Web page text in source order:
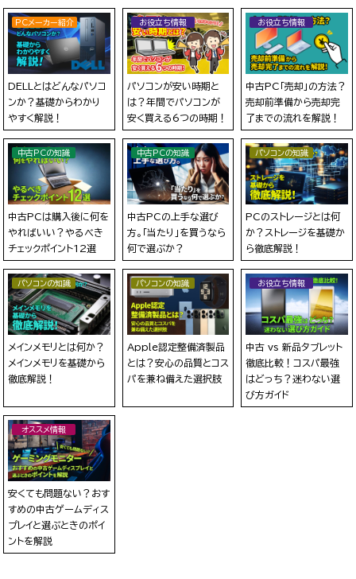
PCメーカー紹介
DELLとはどんなパソコ
ンか？基礎からわかり
やすく解説！
お役立ち情報
パソコンが安い時期と
は？年間でパソコンが
安く買える6つの時期！
お役立ち情報
中古PC「売却」の方法？
売却前準備から売却完
了までの流れを解説！
中古PCの知識
中古PCは購入後に何を
やればいい？やるべき
チェックポイント12選
中古PCの知識
中古PCの上手な選び
方。「当たり」を買うなら
何で選ぶか？
パソコンの知識
PCのストレージとは何
か？ストレージを基礎か
ら徹底解説！
パソコンの知識
メインメモリとは何か？
メインメモリを基礎から
徹底解説！
パソコンの知識
Apple認定整備済製品
とは？安心の品質とコス
パを兼ね備えた選択肢
お役立ち情報
中古 vs 新品タブレット
徹底比較！コスパ最強
はどっち？迷わない選
び方ガイド
オススメ情報
安くても問題ない？おす
すめの中古ゲームディス
プレイと選ぶときのポイ
ントを解説